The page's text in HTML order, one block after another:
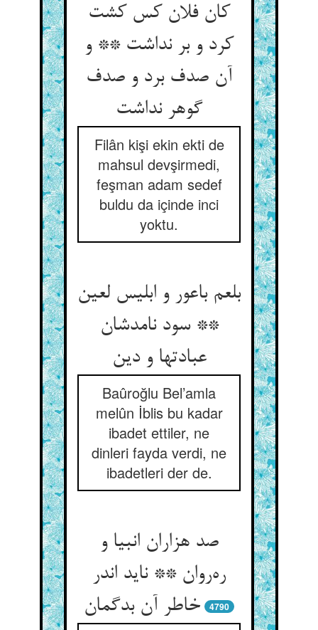
کان فلان کس کشت
کرد و بر نداشت ** و
آن صدف برد و صدف
گوهر نداشت
Filân kişi ekin ekti de
mahsul devşirmedi,
feşman adam sedef
buldu da içinde inci
yoktu.
بلعم باعور و ابلیس لعین
** سود نامدشان
عبادتها و دین
Baûroğlu Bel’amla
melûn İblis bu kadar
ibadet ettiler, ne
dinleri fayda verdi, ne
ibadetleri der de.
صد هزاران انبیا و
ره‌روان ** ناید اندر
خاطر آن بدگمان
4790